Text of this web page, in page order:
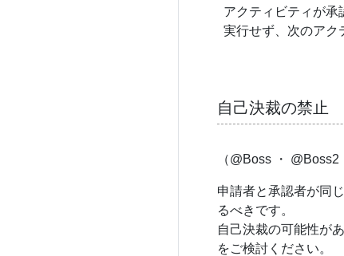
アクティビティが承
実行せず、次のアク
自己決裁の禁止
（@Boss ・
申請者と承認者が同
るべきです。
自己決裁の可能性が
をご検討ください。